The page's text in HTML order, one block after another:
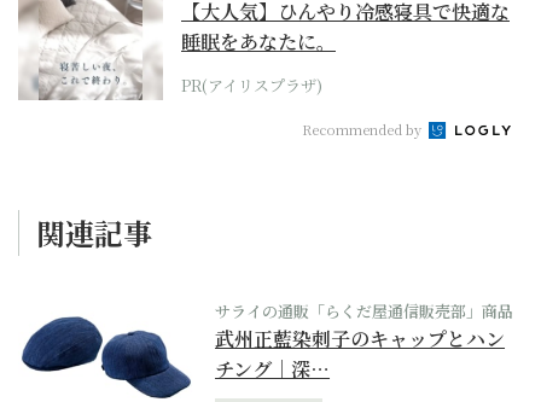
【大人気】ひんやり冷感寝具で快適な
睡眠をあなたに。
PR(アイリスプラザ)
Recommended by
関連記事
サライの通販「らくだ屋通信販売部」商品
武州正藍染刺子のキャップとハン
チング｜深…